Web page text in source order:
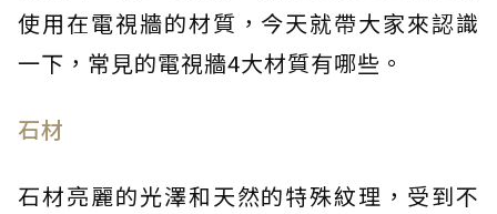
使用在電視牆的材質，今天就帶大家來認識
一下，常見的電視牆4大材質有哪些。
石材
石材亮麗的光澤和天然的特殊紋理，受到不